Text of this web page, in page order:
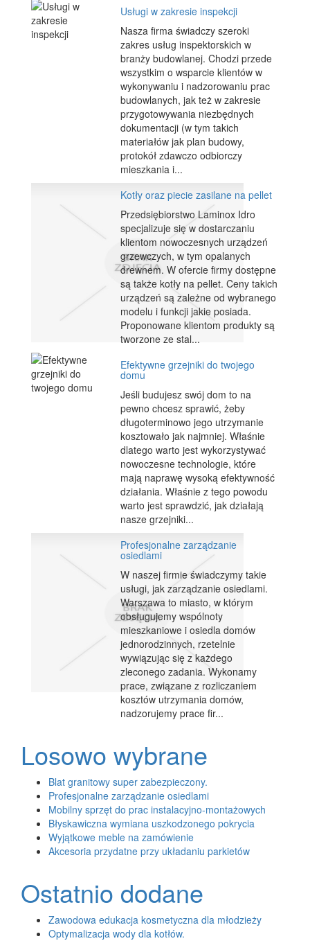
Usługi w zakresie inspekcji
Nasza firma świadczy szeroki
zakres usług inspektorskich w
branży budowlanej. Chodzi przede
wszystkim o wsparcie klientów w
wykonywaniu i nadzorowaniu prac
budowlanych, jak też w zakresie
przygotowywania niezbędnych
dokumentacji (w tym takich
materiałów jak plan budowy,
protokół zdawczo odbiorczy
mieszkania i...
Kotły oraz piecie zasilane na pellet
Przedsiębiorstwo Laminox Idro
specjalizuje się w dostarczaniu
klientom nowoczesnych urządzeń
grzewczych, w tym opalanych
drewnem. W ofercie firmy dostępne
są także kotły na pellet. Ceny takich
urządzeń są zależne od wybranego
modelu i funkcji jakie posiada.
Proponowane klientom produkty są
tworzone ze stal...
Efektywne grzejniki do twojego
domu
Jeśli budujesz swój dom to na
pewno chcesz sprawić, żeby
długoterminowo jego utrzymanie
kosztowało jak najmniej. Właśnie
dlatego warto jest wykorzystywać
nowoczesne technologie, które
mają naprawę wysoką efektywność
działania. Właśnie z tego powodu
warto jest sprawdzić, jak działają
nasze grzejniki...
Profesjonalne zarządzanie
osiedlami
W naszej firmie świadczymy takie
usługi, jak zarządzanie osiedlami.
Warszawa to miasto, w którym
obsługujemy wspólnoty
mieszkaniowe i osiedla domów
jednorodzinnych, rzetelnie
wywiązując się z każdego
zleconego zadania. Wykonamy
prace, związane z rozliczaniem
kosztów utrzymania domów,
nadzorujemy prace fir...
Losowo wybrane
Blat granitowy super zabezpieczony.
Profesjonalne zarządzanie osiedlami
Mobilny sprzęt do prac instalacyjno-montażowych
Błyskawiczna wymiana uszkodzonego pokrycia
Wyjątkowe meble na zamówienie
Akcesoria przydatne przy układaniu parkietów
Ostatnio dodane
Zawodowa edukacja kosmetyczna dla młodzieży
Optymalizacja wody dla kotłów.